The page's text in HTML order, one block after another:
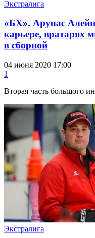
Экстралига
«БХ». Арунас
карьере, вратарях
в сборной
04 июня 2020 17:00
1
Вторая часть большого
Экстралига